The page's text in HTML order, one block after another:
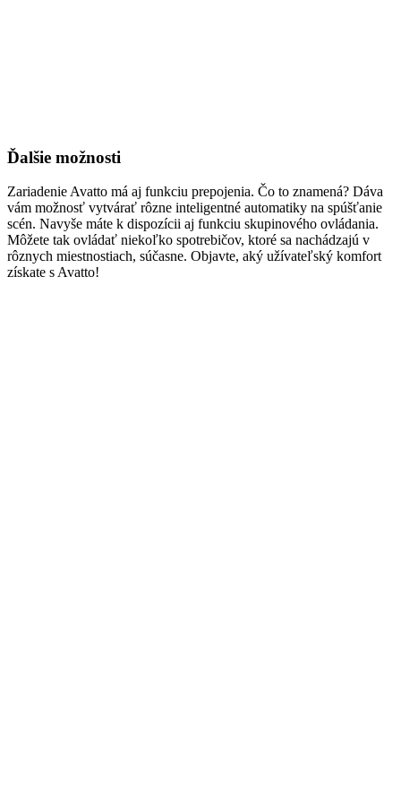
Ďalšie možnosti
Zariadenie Avatto má aj funkciu prepojenia. Čo to znamená? Dáva
vám možnosť vytvárať rôzne inteligentné automatiky na spúšťanie
scén. Navyše máte k dispozícii aj funkciu skupinového ovládania.
Môžete tak ovládať niekoľko spotrebičov, ktoré sa nachádzajú v
rôznych miestnostiach, súčasne. Objavte, aký užívateľský komfort
získate s Avatto!